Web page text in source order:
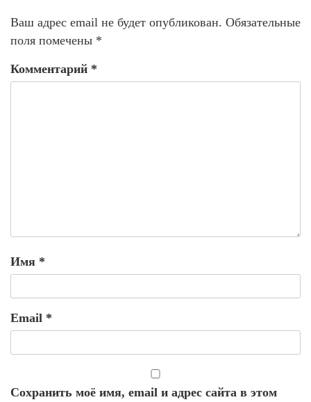
Ваш адрес email не будет опубликован. Обязательные
поля помечены *
Комментарий *
Имя *
Email *
Сохранить моё имя, email и адрес сайта в этом